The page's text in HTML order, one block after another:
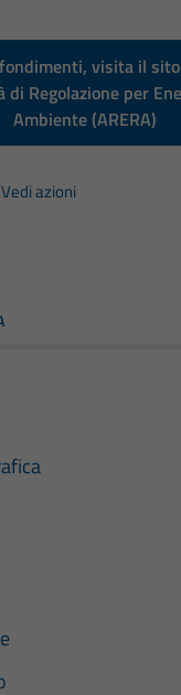
visita il
di Regolazione per
Ambiente (ARERA)
Vedi azioni